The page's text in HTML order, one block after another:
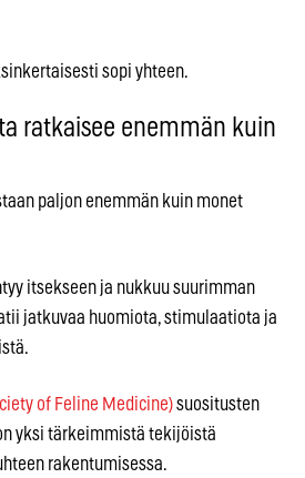
sopi yhteen.
ratkaisee enemmän kuin
paljon enemmän kuin monet
itsekseen ja nukkuu suurimman
jatkuvaa huomiota, stimulaatiota ja
of Feline Medicine)suositusten
yksi tärkeimmistä tekijöistä
rakentumisessa.